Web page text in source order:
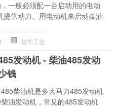
一般必须配一台启动用的电动
供动力。用电动机来启动柴油
化学工业
发动机 - 柴油485发动
钱
柴油机是多大马力485发动机
油发动机，常见的485发动机